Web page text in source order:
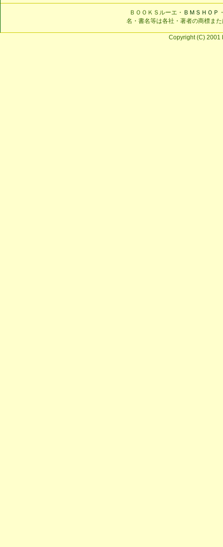
ＢＯＯＫＳルーエ・ ＢＭＳＨＯＰ
名・書名等は各社・著者の商標ま
Copyright (C) 2001